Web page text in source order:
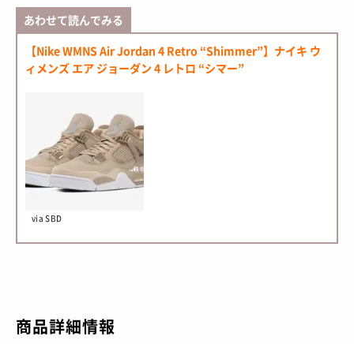
あわせて読んでみる
【Nike WMNS Air Jordan 4 Retro “Shimmer”】ナイキ ウ
ィメンズ エア ジョーダン 4 レトロ “シマー”
via SBD
商品詳細情報